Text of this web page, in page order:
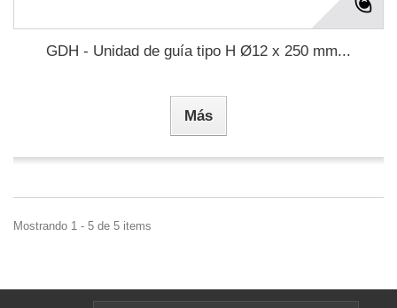
GDH - Unidad de guía tipo H Ø12 x 250 mm...
Más
Mostrando 1 - 5 de 5 items